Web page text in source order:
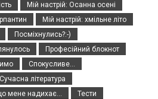
Мій настрій: Осанна осені
Мій настрій: хмільне літо
Посміхнулись?:-)
Професійний блокнот
Спокусливе...
Сучасна література
мене надихає...
Тести